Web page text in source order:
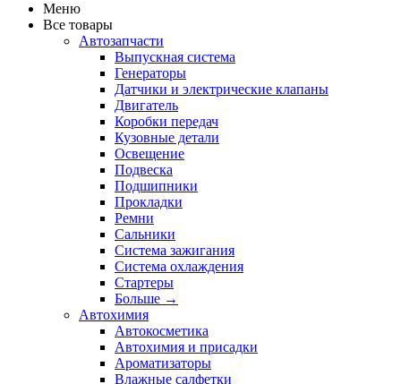
Меню
Все товары
Автозапчасти
Выпускная система
Генераторы
Датчики и электрические клапаны
Двигатель
Коробки передач
Кузовные детали
Освещение
Подвеска
Подшипники
Прокладки
Ремни
Сальники
Система зажигания
Система охлаждения
Стартеры
Больше →
Автохимия
Автокосметика
Автохимия и присадки
Ароматизаторы
Влажные салфетки